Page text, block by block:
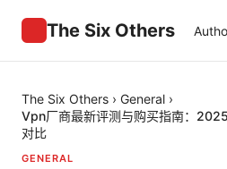
The Six Others
The Six Others › General ›
Vpn厂商最新评测与购买指南：
对比
GENERAL